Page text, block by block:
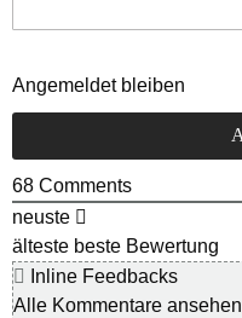
Angemeldet bleiben
68 Comments
neuste
älteste beste Bewertung
Inline Feedbacks
Alle Kommentare ansehen